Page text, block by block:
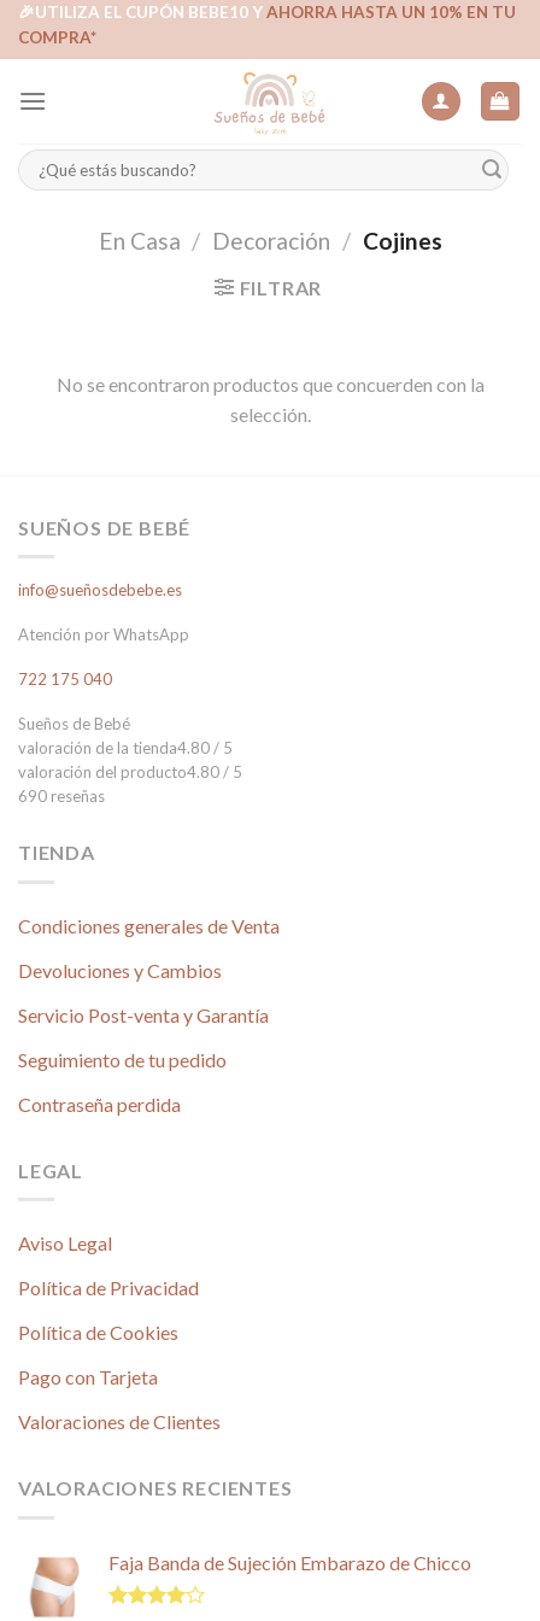
Skip🎉UTILIZA EL CUPÓN BEBE10 YAHORRA HASTA UN 10% EN TU
COMPRA*
Buscar
por:
En Casa / Decoración / Cojines
FILTRAR
No se encontraron productos que concuerden con la
selección.
SUEÑOS DE BEBÉ
info@sueñosdebebe.es
Atención por WhatsApp
722 175 040
Sueños de Bebé
valoración de la tienda4.80 / 5
valoración del producto4.80 / 5
690 reseñas
TIENDA
Condiciones generales de Venta
Devoluciones y Cambios
Servicio Post-venta y Garantía
Seguimiento de tu pedido
Contraseña perdida
LEGAL
Aviso Legal
Política de Privacidad
Política de Cookies
Pago con Tarjeta
Valoraciones de Clientes
VALORACIONES RECIENTES
Faja Banda de Sujeción Embarazo de Chicco